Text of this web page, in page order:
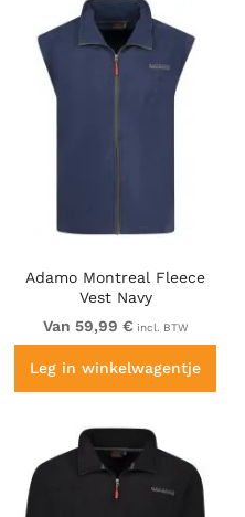
Adamo Montreal Fleece
Vest Navy
Van 59,99 € incl. BTW
Leg in winkelwagentje